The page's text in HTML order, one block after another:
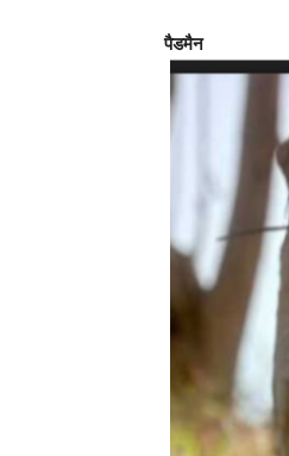
पैडमैन